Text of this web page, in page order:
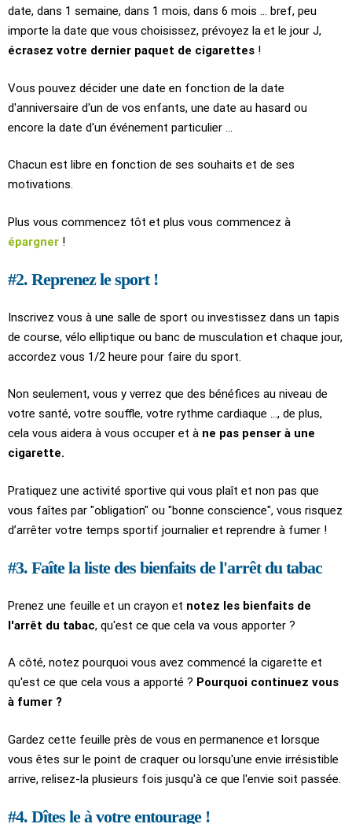
date, dans 1 semaine, dans 1 mois, dans 6 mois ... bref, peu
importe la date que vous choisissez, prévoyez la et le jour J,
écrasez votre dernier paquet de cigarettes !
Vous pouvez décider une date en fonction de la date
d'anniversaire d'un de vos enfants, une date au hasard ou
encore la date d'un événement particulier ...
Chacun est libre en fonction de ses souhaits et de ses
motivations.
Plus vous commencez tôt et plus vous commencez à
épargner !
#2. Reprenez le sport !
Inscrivez vous à une salle de sport ou investissez dans un tapis
de course, vélo elliptique ou banc de musculation et chaque jour,
accordez vous 1/2 heure pour faire du sport.
Non seulement, vous y verrez que des bénéfices au niveau de
votre santé, votre souffle, votre rythme cardiaque ..., de plus,
cela vous aidera à vous occuper et à ne pas penser à une
cigarette.
Pratiquez une activité sportive qui vous plaît et non pas que
vous faîtes par "obligation" ou "bonne conscience", vous risquez
d’arrêter votre temps sportif journalier et reprendre à fumer !
#3. Faîte la liste des bienfaits de l'arrêt du tabac
Prenez une feuille et un crayon et notez les bienfaits de
l'arrêt du tabac, qu'est ce que cela va vous apporter ?
A côté, notez pourquoi vous avez commencé la cigarette et
qu'est ce que cela vous a apporté ? Pourquoi continuez vous
à fumer ?
Gardez cette feuille près de vous en permanence et lorsque
vous êtes sur le point de craquer ou lorsqu'une envie irrésistible
arrive, relisez-la plusieurs fois jusqu'à ce que l'envie soit passée.
#4. Dîtes le à votre entourage !